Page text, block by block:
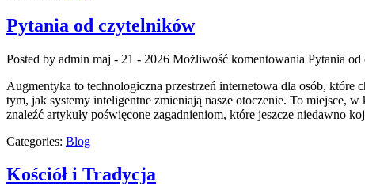
Pytania od czytelników
Posted by admin maj - 21 - 2026 Możliwość komentowania Pytania
Augmentyka to technologiczna przestrzeń internetowa dla osób, które
tym, jak systemy inteligentne zmieniają nasze otoczenie. To miejsce,
znaleźć artykuły poświęcone zagadnieniom, które jeszcze niedawno
Categories: Blog
Kościół i Tradycja